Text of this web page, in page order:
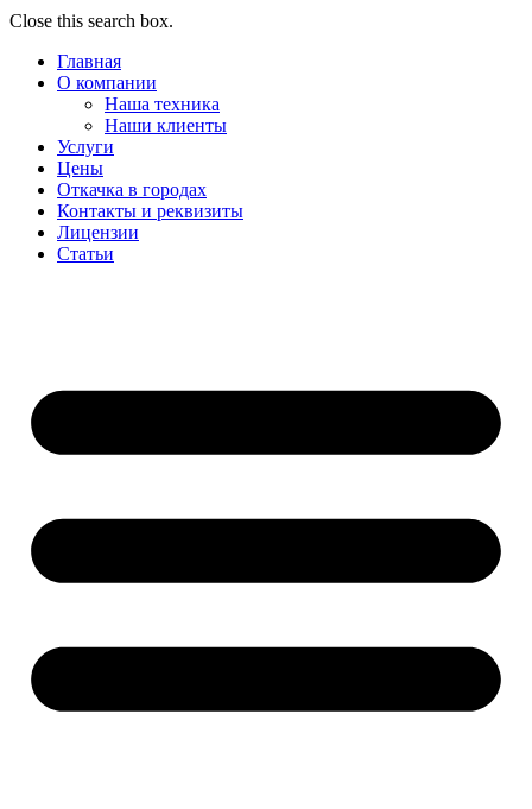
Close this search box.
Главная
О компании
Наша техника
Наши клиенты
Услуги
Цены
Откачка в городах
Контакты и реквизиты
Лицензии
Статьи